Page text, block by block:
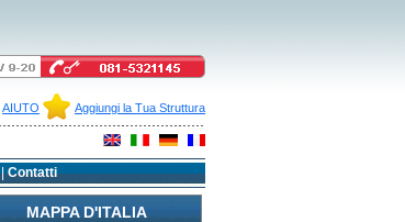
AIUTO Aggiungi la Tua Struttura
|Contatti
MAPPA D'ITALIA